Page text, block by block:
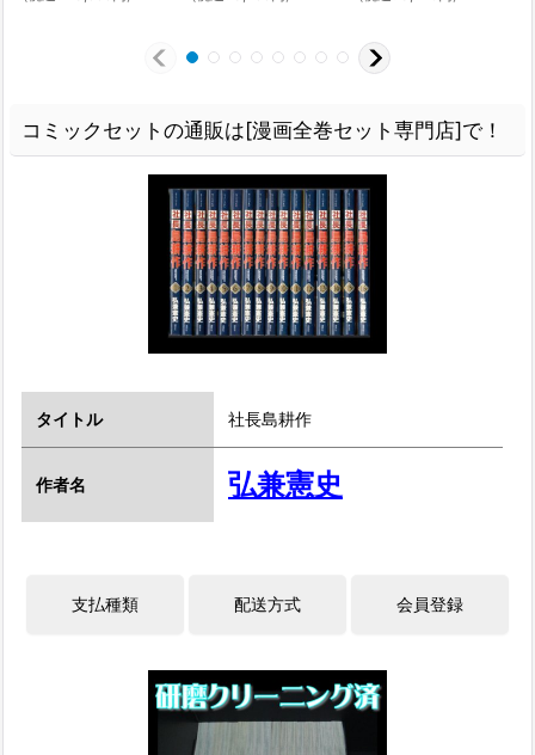
コミックセットの通販は[漫画全巻セット専門店]で！
タイトル 社長島耕作
作者名 弘兼憲史